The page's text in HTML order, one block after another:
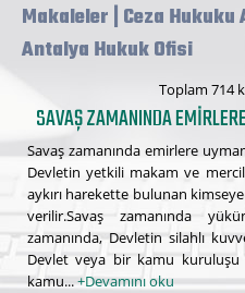
Makaleler | Ceza
Antalya Hukuk Ofisi
Toplam 714
SAVAŞ ZAMANINDA
Savaş zamanında emirlere
Devletin yetkili makam ve
aykırı harekette bulunan kimseye
verilir.Savaş zamanında
zamanında, Devletin silahlı
Devlet veya bir kamu
kamu...+Devamını oku